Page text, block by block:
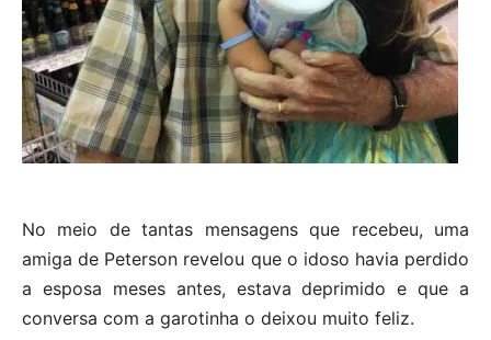
No meio de tantas mensagens que recebeu, uma
amiga de Peterson revelou que o idoso havia perdido
a esposa meses antes, estava deprimido e que a
conversa com a garotinha o deixou muito feliz.